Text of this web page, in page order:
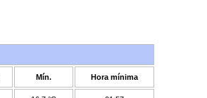
Mín. Hora mínima